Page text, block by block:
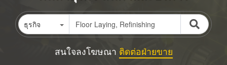
ธุรกิจ
สนใจลงโฆษณา ติดต่อฝ่ายขาย